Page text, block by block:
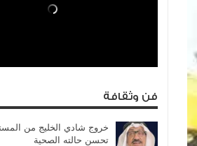
فن وثقافة
خروج شادي الخليج من
تحسن حالته الصحية